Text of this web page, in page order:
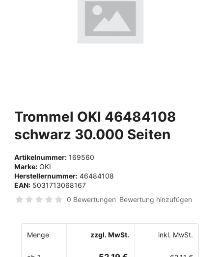
Trommel OKI 46484108
schwarz 30.000 Seiten
Artikelnummer: 169560
Marke: OKI
Herstellernummer: 46484108
EAN: 5031713068167
0 Bewertungen Bewertung hinzufügen
Menge zzgl. MwSt. inkl. MwSt.